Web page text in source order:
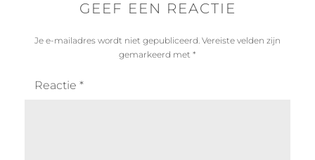
GEEF EEN REACTIE
Je e-mailadres wordt niet gepubliceerd. Vereiste velden zijn
gemarkeerd met *
Reactie *